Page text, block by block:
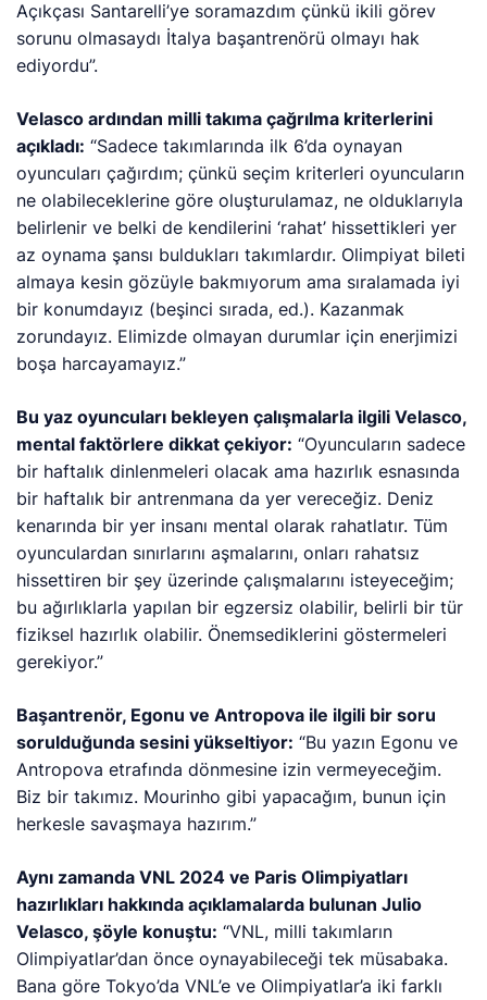
Açıkçası Santarelli’ye soramazdım çünkü ikili görev
sorunu olmasaydı İtalya başantrenörü olmayı hak
ediyordu”.
Velasco ardından milli takıma çağrılma kriterlerini
açıkladı: “Sadece takımlarında ilk 6’da oynayan
oyuncuları çağırdım; çünkü seçim kriterleri oyuncuların
ne olabileceklerine göre oluşturulamaz, ne olduklarıyla
belirlenir ve belki de kendilerini ‘rahat’ hissettikleri yer
az oynama şansı buldukları takımlardır. Olimpiyat bileti
almaya kesin gözüyle bakmıyorum ama sıralamada iyi
bir konumdayız (beşinci sırada, ed.). Kazanmak
zorundayız. Elimizde olmayan durumlar için enerjimizi
boşa harcayamayız.”
Bu yaz oyuncuları bekleyen çalışmalarla ilgili Velasco,
mental faktörlere dikkat çekiyor: “Oyuncuların sadece
bir haftalık dinlenmeleri olacak ama hazırlık esnasında
bir haftalık bir antrenmana da yer vereceğiz. Deniz
kenarında bir yer insanı mental olarak rahatlatır. Tüm
oyunculardan sınırlarını aşmalarını, onları rahatsız
hissettiren bir şey üzerinde çalışmalarını isteyeceğim;
bu ağırlıklarla yapılan bir egzersiz olabilir, belirli bir tür
fiziksel hazırlık olabilir. Önemsediklerini göstermeleri
gerekiyor.”
Başantrenör, Egonu ve Antropova ile ilgili bir soru
sorulduğunda sesini yükseltiyor: “Bu yazın Egonu ve
Antropova etrafında dönmesine izin vermeyeceğim.
Biz bir takımız. Mourinho gibi yapacağım, bunun için
herkesle savaşmaya hazırım.”
Aynı zamanda VNL 2024 ve Paris Olimpiyatları
hazırlıkları hakkında açıklamalarda bulunan Julio
Velasco, şöyle konuştu: “VNL, milli takımların
Olimpiyatlar’dan önce oynayabileceği tek müsabaka.
Bana göre Tokyo’da VNL’e ve Olimpiyatlar’a iki farklı